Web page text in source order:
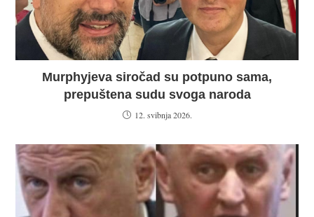
Murphyjeva siročad su potpuno sama,
prepuštena sudu svoga naroda
12. svibnja 2026.